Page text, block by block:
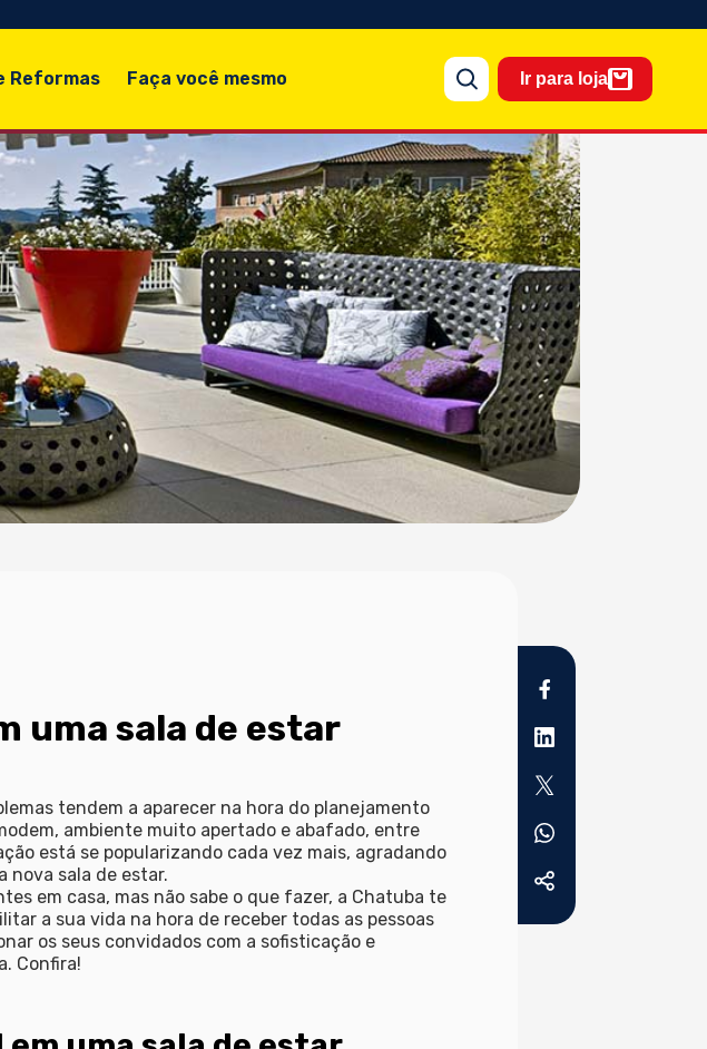
Reformas Faça você mesmo Ir para loja
uma sala de estar
tendem a aparecer na hora do planejamento
ambiente muito apertado e abafado, entre
está se popularizando cada vez mais, agradando
nova sala de estar.
em casa, mas não sabe o que fazer, a Chatuba te
a sua vida na hora de receber todas as pessoas
os seus convidados com a sofisticação e
Confira!